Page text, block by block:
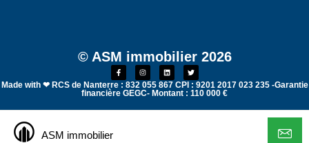
ASM immobilier
© ASM immobilier 2026
Made with ❤ RCS de Nanterre : 832 055 867 CPI : 9201 2017 023 235 -Garantie
financière GEGC- Montant : 110 000 €